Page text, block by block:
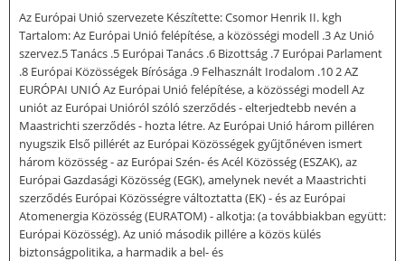
Az Európai Unió szervezete Készítette: Csomor Henrik II. kgh
Tartalom: Az Európai Unió felépítése, a közösségi modell .3 Az Unió
szervez.5 Tanács .5 Európai Tanács .6 Bizottság .7 Európai Parlament
.8 Európai Közösségek Bírósága .9 Felhasznált Irodalom .10 2 AZ
EURÓPAI UNIÓ Az Európai Unió felépítése, a közösségi modell Az
uniót az Európai Unióról szóló szerződés - elterjedtebb nevén a
Maastrichti szerződés - hozta létre. Az Európai Unió három pilléren
nyugszik Első pillérét az Európai Közösségek gyűjtőnéven ismert
három közösség - az Európai Szén- és Acél Közösség (ESZAK), az
Európai Gazdasági Közösség (EGK), amelynek nevét a Maastrichti
szerződés Európai Közösségre változtatta (EK) - és az Európai
Atomenergia Közösség (EURATOM) - alkotja: (a továbbiakban együtt:
Európai Közösség). Az unió második pillére a közös külés
biztonságpolitika, a harmadik a bel- és